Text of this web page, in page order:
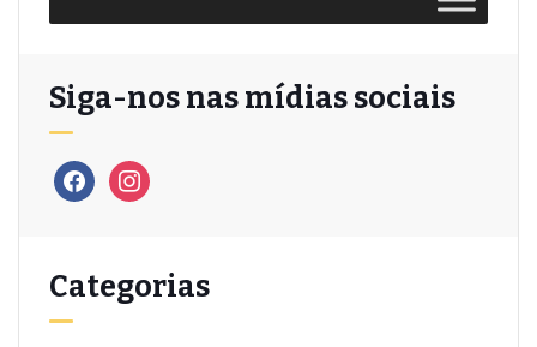
Siga-nos nas mídias sociais
Categorias